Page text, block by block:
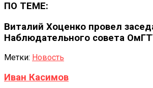
ПО ТЕМЕ:
Виталий Хоценко провел
Наблюдательного совета
Метки: Новость
Иван Касимов